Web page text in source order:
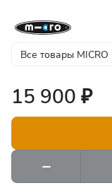
Все товары MICRO
15 900 ₽